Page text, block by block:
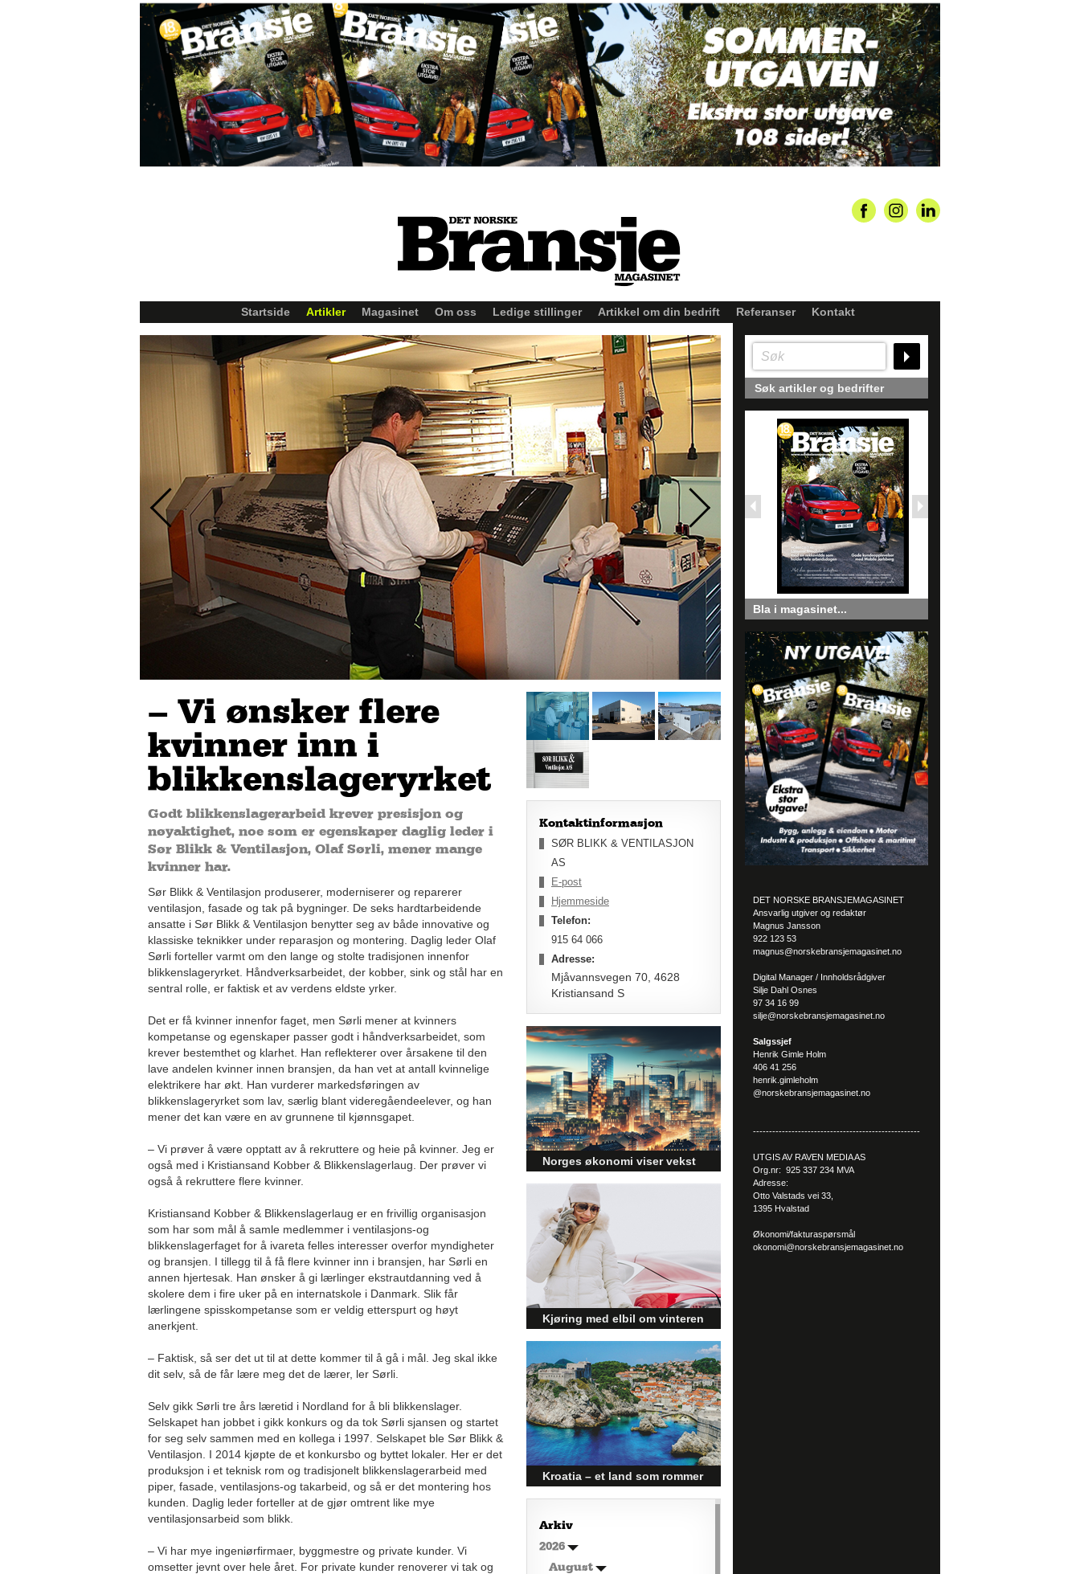
Startside Artikler Magasinet Om oss Ledige stillinger Artikkel om din bedrift Referanser Kontakt
– Vi ønsker flere
kvinner inn i
blikkenslageryrket
Godt blikkenslagerarbeid krever presisjon og
nøyaktighet, noe som er egenskaper daglig leder i
Sør Blikk & Ventilasjon, Olaf Sørli, mener mange
kvinner har.
Sør Blikk & Ventilasjon produserer, moderniserer og reparerer
ventilasjon, fasade og tak på bygninger. De seks hardtarbeidende
ansatte i Sør Blikk & Ventilasjon benytter seg av både innovative og
klassiske teknikker under reparasjon og montering. Daglig leder Olaf
Sørli forteller varmt om den lange og stolte tradisjonen innenfor
blikkenslageryrket. Håndverksarbeidet, der kobber, sink og stål har en
sentral rolle, er faktisk et av verdens eldste yrker.
Det er få kvinner innenfor faget, men Sørli mener at kvinners
kompetanse og egenskaper passer godt i håndverksarbeidet, som
krever bestemthet og klarhet. Han reflekterer over årsakene til den
lave andelen kvinner innen bransjen, da han vet at antall kvinnelige
elektrikere har økt. Han vurderer markedsføringen av
blikkenslageryrket som lav, særlig blant videregåendeelever, og han
mener det kan være en av grunnene til kjønnsgapet.
– Vi prøver å være opptatt av å rekruttere og heie på kvinner. Jeg er
også med i Kristiansand Kobber & Blikkenslagerlaug. Der prøver vi
også å rekruttere flere kvinner.
Kristiansand Kobber & Blikkenslagerlaug er en frivillig organisasjon
som har som mål å samle medlemmer i ventilasjons-og
blikkenslagerfaget for å ivareta felles interesser overfor myndigheter
og bransjen. I tillegg til å få flere kvinner inn i bransjen, har Sørli en
annen hjertesak. Han ønsker å gi lærlinger ekstrautdanning ved å
skolere dem i fire uker på en internatskole i Danmark. Slik får
lærlingene spisskompetanse som er veldig etterspurt og høyt
anerkjent.
– Faktisk, så ser det ut til at dette kommer til å gå i mål. Jeg skal ikke
dit selv, så de får lære meg det de lærer, ler Sørli.
Selv gikk Sørli tre års læretid i Nordland for å bli blikkenslager.
Selskapet han jobbet i gikk konkurs og da tok Sørli sjansen og startet
for seg selv sammen med en kollega i 1997. Selskapet ble Sør Blikk &
Ventilasjon. I 2014 kjøpte de et konkursbo og byttet lokaler. Her er det
produksjon i et teknisk rom og tradisjonelt blikkenslagerarbeid med
piper, fasade, ventilasjons-og takarbeid, og så er det montering hos
kunden. Daglig leder forteller at de gjør omtrent like mye
ventilasjonsarbeid som blikk.
– Vi har mye ingeniørfirmaer, byggmestre og private kunder. Vi
omsetter jevnt over hele året. For private kunder renoverer vi tak og
Kontaktinformasjon
SØR BLIKK & VENTILASJON
AS
E-post
Hjemmeside
Telefon:
915 64 066
Adresse:
Mjåvannsvegen 70, 4628
Kristiansand S
Norges økonomi viser vekst
og påvirker byggebransjen
Den norske økonomien har vist
jevn vekst de siste tre kvartalene,
noe som skaper optimisme på
tvers av ulike sektorer.
Byggebransjen er spesielt godt
posisjonert til å dra nytte av denne
økonomiske oppgangen.
Kjøring med elbil om vinteren
– hvordan få bedre
rekkevidde?
Elbiler (EV) representerer
fremtiden for transport, men deres
effektivitet under utfordrende
vinterforhold kan være en
utfordring.
Kroatia – et land som rommer
mer enn kysten
Kroatia forbindes ofte med sol,
bading og klart hav, men landet
har langt flere sider enn det
førsteinntrykket mange sitter igjen
Arkiv
2026
August
Søk artikler og bedrifter
Bla i magasinet...
DET NORSKE BRANSJEMAGASINET
Ansvarlig utgiver og redaktør
Magnus Jansson
922 123 53
magnus@norskebransjemagasinet.no
Digital Manager / Innholdsrådgiver
Silje Dahl Osnes
97 34 16 99
silje@norskebransjemagasinet.no
Salgssjef
Henrik Gimle Holm
406 41 256
henrik.gimleholm
@norskebransjemagasinet.no
----------------------------------------------------
UTGIS AV RAVEN MEDIA AS
Org.nr: 925 337 234 MVA
Adresse:
Otto Valstads vei 33,
1395 Hvalstad
Økonomi/fakturaspørsmål
okonomi@norskebransjemagasinet.no